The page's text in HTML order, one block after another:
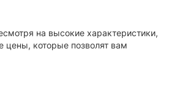
на высокие характеристики,
цены, которые позволят вам